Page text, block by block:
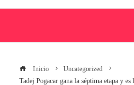
Inicio
Uncategorized
Tadej Pogacar gana la séptima etapa y